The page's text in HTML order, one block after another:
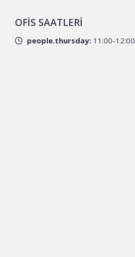
OFIS SAATLERI
people.thursday: 11:00-12:00